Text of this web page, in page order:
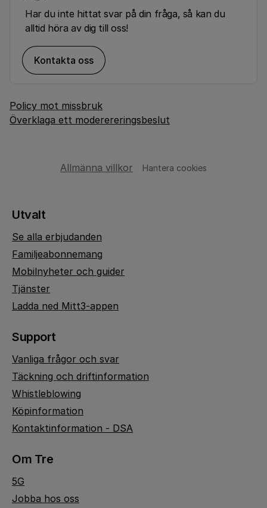
Har du inte hittat svar på din fråga, så kan du
alltid höra av dig till oss!
Kontakta oss
Policy mot missbruk
Överklaga ett moderereringsbeslut
Allmänna villkor Hantera cookies
Utvalt
Se alla erbjudanden
Familjeabonnemang
Mobilnyheter och guider
Tjänster
Ladda ned Mitt3-appen
Support
Vanliga frågor och svar
Täckning och driftinformation
Whistleblowing
Köpinformation
Kontaktinformation - DSA
Om Tre
5G
Jobba hos oss